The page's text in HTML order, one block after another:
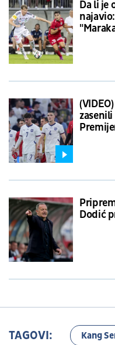
Da li je
Dodić
TAGOVI: Kang